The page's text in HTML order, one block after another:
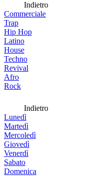
Indietro
Commerciale
Trap
Hip Hop
Latino
House
Techno
Revival
Afro
Rock
Indietro
Lunedì
Martedì
Mercoledì
Giovedì
Venerdì
Sabato
Domenica